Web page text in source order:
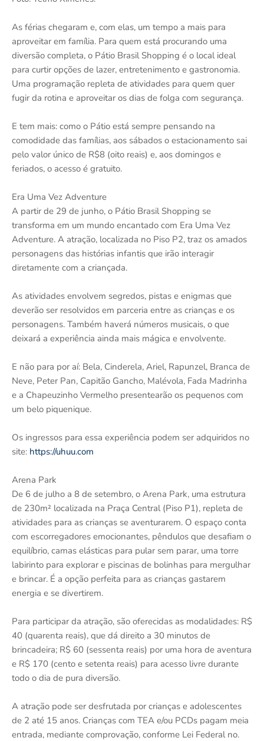
As férias chegaram e, com elas, um tempo a mais para
aproveitar em família. Para quem está procurando uma
diversão completa, o Pátio Brasil Shopping é o local ideal
para curtir opções de lazer, entretenimento e gastronomia.
Uma programação repleta de atividades para quem quer
fugir da rotina e aproveitar os dias de folga com segurança.
E tem mais: como o Pátio está sempre pensando na
comodidade das famílias, aos sábados o estacionamento sai
pelo valor único de R$8 (oito reais) e, aos domingos e
feriados, o acesso é gratuito.
Era Uma Vez Adventure
A partir de 29 de junho, o Pátio Brasil Shopping se
transforma em um mundo encantado com Era Uma Vez
Adventure. A atração, localizada no Piso P2, traz os amados
personagens das histórias infantis que irão interagir
diretamente com a criançada.
As atividades envolvem segredos, pistas e enigmas que
deverão ser resolvidos em parceria entre as crianças e os
personagens. Também haverá números musicais, o que
deixará a experiência ainda mais mágica e envolvente.
E não para por aí: Bela, Cinderela, Ariel, Rapunzel, Branca de
Neve, Peter Pan, Capitão Gancho, Malévola, Fada Madrinha
e a Chapeuzinho Vermelho presentearão os pequenos com
um belo piquenique.
Os ingressos para essa experiência podem ser adquiridos no
site: https://uhuu.com
Arena Park
De 6 de julho a 8 de setembro, o Arena Park, uma estrutura
de 230m² localizada na Praça Central (Piso P1), repleta de
atividades para as crianças se aventurarem. O espaço conta
com escorregadores emocionantes, pêndulos que desafiam o
equilíbrio, camas elásticas para pular sem parar, uma torre
labirinto para explorar e piscinas de bolinhas para mergulhar
e brincar. É a opção perfeita para as crianças gastarem
energia e se divertirem.
Para participar da atração, são oferecidas as modalidades: R$
40 (quarenta reais), que dá direito a 30 minutos de
brincadeira; R$ 60 (sessenta reais) por uma hora de aventura
e R$ 170 (cento e setenta reais) para acesso livre durante
todo o dia de pura diversão.
A atração pode ser desfrutada por crianças e adolescentes
de 2 até 15 anos. Crianças com TEA e/ou PCDs pagam meia
entrada, mediante comprovação, conforme Lei Federal no.